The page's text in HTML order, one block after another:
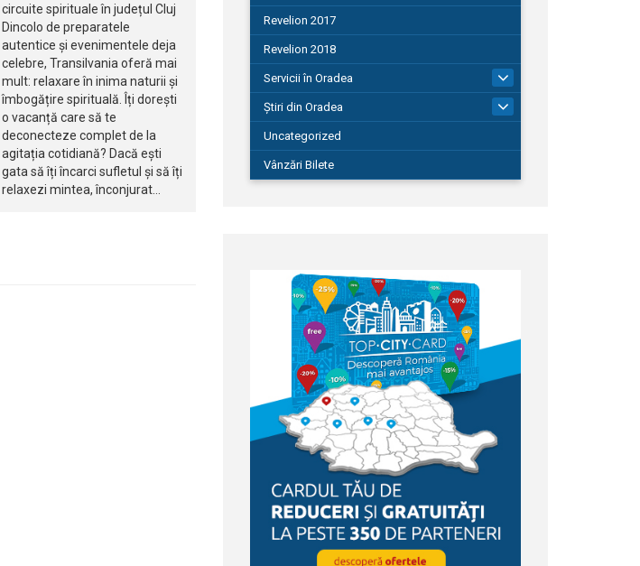
circuite spirituale în județul Cluj
Dincolo de preparatele
autentice și evenimentele deja
celebre, Transilvania oferă mai
mult: relaxare în inima naturii și
îmbogățire spirituală. Îți dorești
o vacanță care să te
deconecteze complet de la
agitația cotidiană? Dacă ești
gata să îți încarci sufletul și să îți
relaxezi mintea, înconjurat…
Revelion 2017
Revelion 2018
Servicii în Oradea
104
Știri din Oradea
1.127
Uncategorized
Vânzări Bilete